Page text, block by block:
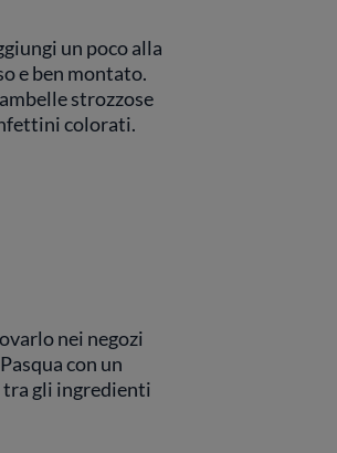
un poco alla
e ben montato.
strozzose
colorati.
nei negozi
con un
tra gli ingredienti